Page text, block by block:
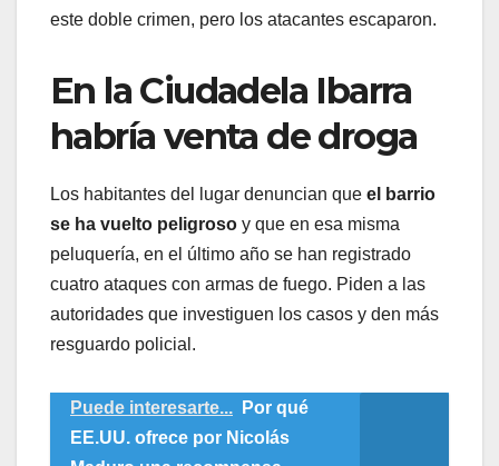
este doble crimen, pero los atacantes escaparon.
En la Ciudadela Ibarra
habría venta de droga
Los habitantes del lugar denuncian que el barrio
se ha vuelto peligroso y que en esa misma
peluquería, en el último año se han registrado
cuatro ataques con armas de fuego. Piden a las
autoridades que investiguen los casos y den más
resguardo policial.
Puede interesarte...
Por qué
EE.UU. ofrece por Nicolás